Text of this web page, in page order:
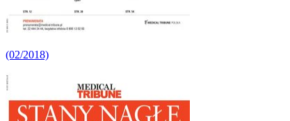
(02/2018)